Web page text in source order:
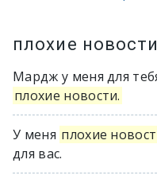
плохие новости
Мардж у меня для
плохие новости.
У меня плохие
для вас.